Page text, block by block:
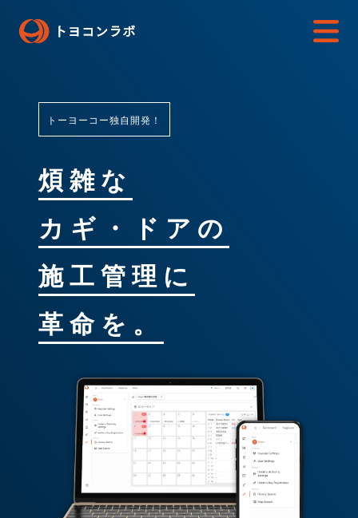
トーヨーコー独自開発！
煩雑な
カギ・ドアの
施工管理に
革命を。